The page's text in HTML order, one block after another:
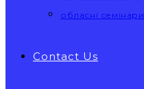
обласні семінари
Contact Us